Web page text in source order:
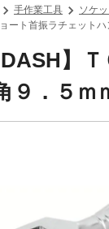
手作業工具 ソケ
ョート首振ラチェッ
DASH】
．５ｍ